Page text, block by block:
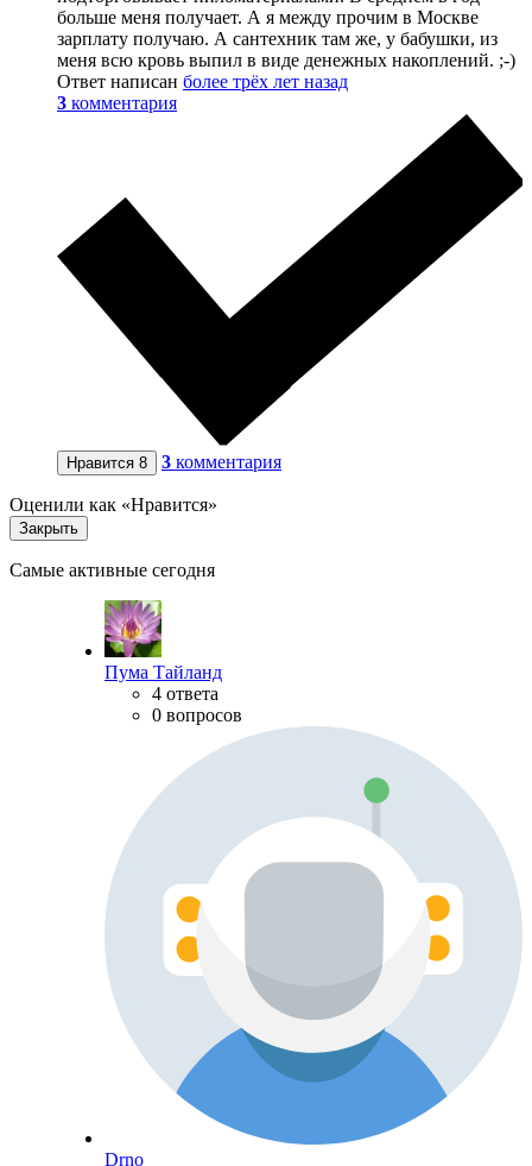
больше меня получает. А я между прочим в Москве
зарплату получаю. А сантехник там же, у бабушки, из
меня всю кровь выпил в виде денежных накоплений. ;-)
Ответ написан более трёх лет назад
3 комментария
Нравится 8 3 комментария
Оценили как «Нравится»
Закрыть
Самые активные сегодня
Пума Тайланд
4 ответа
0 вопросов
Drno